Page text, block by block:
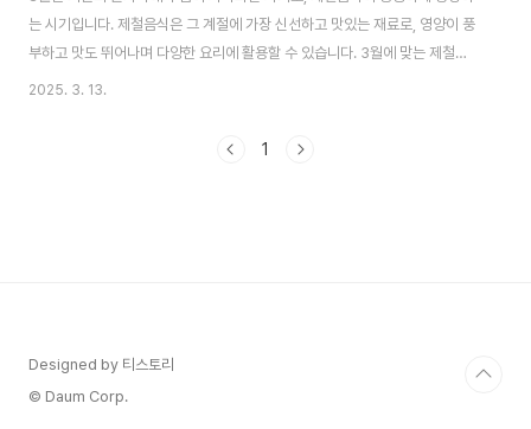
는 시기입니다. 제철음식은 그 계절에 가장 신선하고 맛있는 재료로, 영양이 풍
부하고 맛도 뛰어나며 다양한 요리에 활용할 수 있습니다. 3월에 맞는 제철음
식으로는 봄나물, 미나리, 봄동, 딸기, 조개류 외에도 무, 참외와 같은 식재료들
이번 글에서는 3월에 즐길 수 있는 제철음식과 이를 활용한 요리법을 소개해
2025. 3. 13.
1
Designed by 티스토리
© Daum Corp.